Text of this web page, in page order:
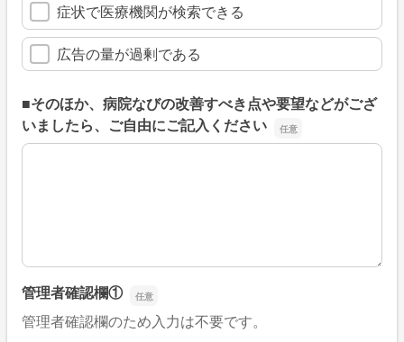
症状で医療機関が検索できる
広告の量が過剰である
■そのほか、病院なびの改善すべき点や要望などがござ
いましたら、ご自由にご記入ください
■そのほか、病院なびの改善すべき点や要望などがござい
管理者確認欄①
管理者確認欄のため入力は不要です。